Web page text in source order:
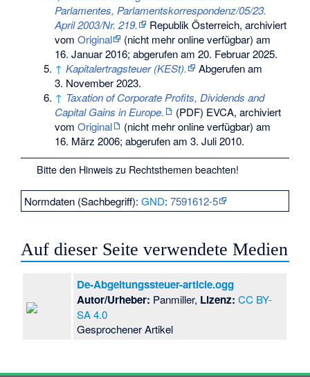
Parlamentes, Parlamentskorrespondenz/05/23.
April 2003/Nr. 219.
Republik Österreich, archiviert
vomOriginal
(nicht mehr online verfügbar) am
16. Januar 2016; abgerufen am 20. Februar 2025.
↑ Kapitalertragsteuer (KESt).
Abgerufen am
3. November 2023.
↑ Taxation of Corporate Profits, Dividends and
Capital Gains in Europe.
(PDF) EVCA, archiviert
vomOriginal
(nicht mehr online verfügbar) am
16. März 2006; abgerufen am 3. Juli 2010.
Bitte den Hinweis zu Rechtsthemen beachten!
Normdaten (Sachbegriff):GND:7591612-5
Auf dieser Seite verwendete Medien
De-Abgeltungssteuer-article.ogg
Autor/Urheber: Panmiller, Lizenz: CC BY-
SA 4.0
Gesprochener Artikel